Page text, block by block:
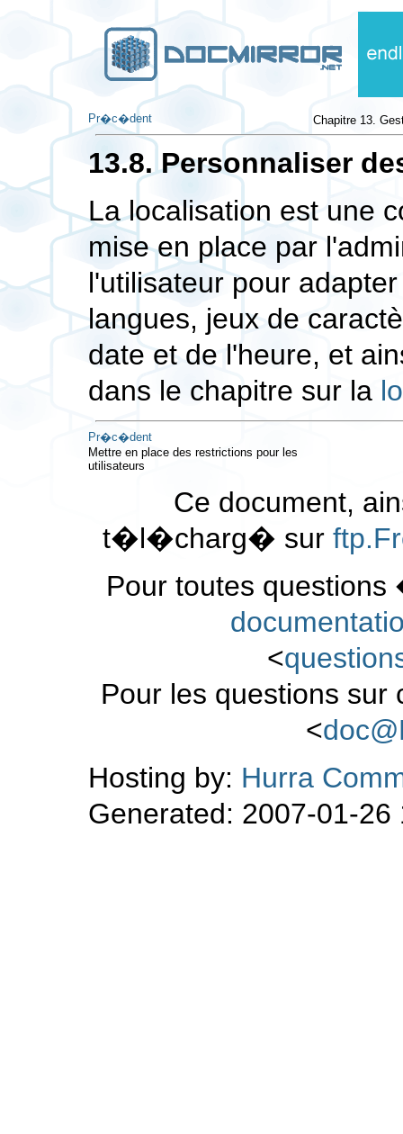
Pr�c�dent Chapitre 13.
13.8. Personnaliser
La localisation est une
mise en place par
l'utilisateur pour
langues, jeux de
date et de l'heure, et
dans le chapitre sur la
Pr�c�dent
Mettre en place des restrictions pour les
utilisateurs
Ce document,
t�l�charg� sur
Pour toutes
<
Pour les questions sur
<
Hosting by: Hurra
Generated: 2007-01-26